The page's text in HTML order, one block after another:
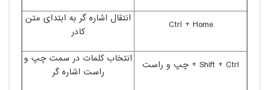
Ctrl + Home
انتقال اشاره گر به ابتدای متن
کادر
Shift + Ctrl + چپ و راست
انتخاب کلمات در سمت چپ و
راست اشاره گر